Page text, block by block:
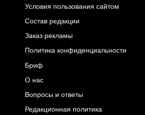
Условия пользования сайтом
Состав редакции
Заказ рекламы
Политика конфиденциальности
Бриф
О нас
Вопросы и ответы
Редакционная политика